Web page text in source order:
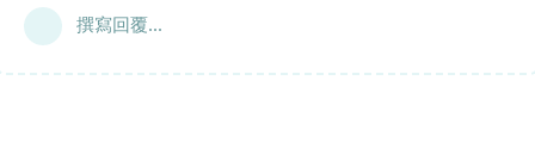
撰寫回覆...